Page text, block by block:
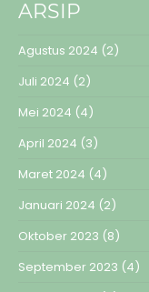
ARSIP
Agustus 2024 (2)
Juli 2024 (2)
Mei 2024 (4)
April 2024 (3)
Maret 2024 (4)
Januari 2024 (2)
Oktober 2023 (8)
September 2023 (4)